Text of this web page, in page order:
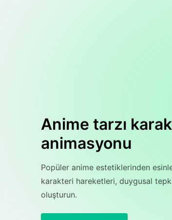
Anime tarzı
animasyonu
Popüler anime estetiklerinden
karakteri hareketleri, duygusal
oluşturun.